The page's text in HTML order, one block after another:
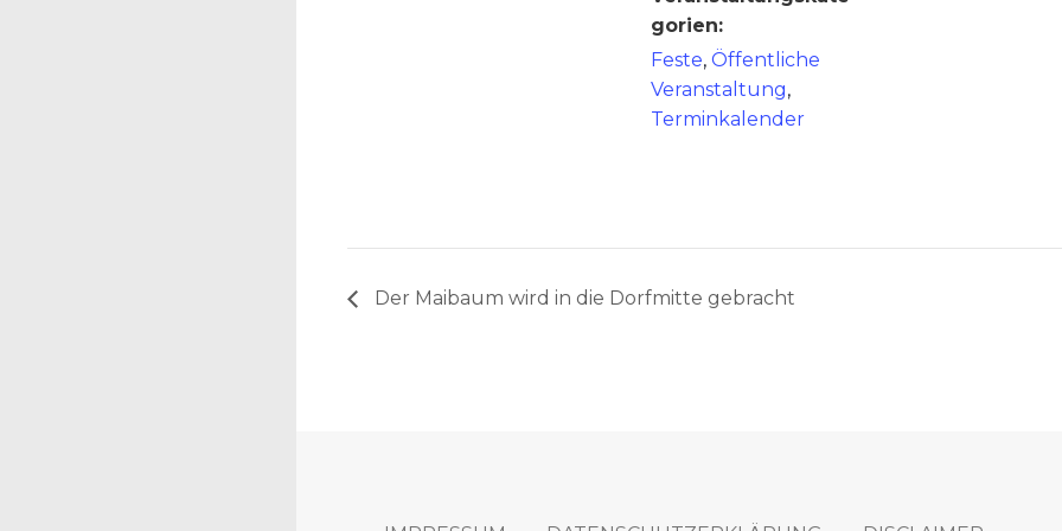
gorien:
Feste, Öffentliche
Veranstaltung,
Terminkalender
Der Maibaum wird in die Dorfmitte gebracht